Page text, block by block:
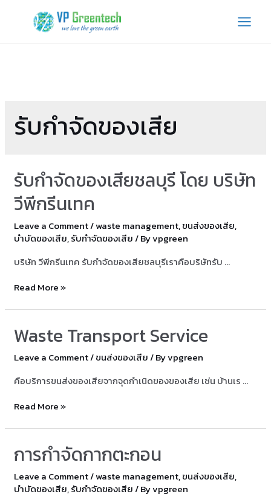
MAIN
รับกำจัดของเสีย
รับกำจัดของเสียชลบุรี โดย บริษัท
วีพีกรีนเทค
Leave a Comment/waste management,ขนส่งของเสีย,
บำบัดของเสีย,รับกำจัดของเสีย/ Byvpgreen
บริษัท วีพีกรีนเทค รับกำจัดของเสียชลบุรีเราคือบริษัทรับ …
รับ
เสีย
ชลบุรี
บริษัท
วี
กรี
นเทค
Read More »
Waste Transport Service
Leave a Comment/ขนส่งของเสีย/ Byvpgreen
คือบริการขนส่งของเสียจากจุดกำเนิดของของเสีย เช่น บ้านเร …
Waste
Read More »
การกำจัดกากตะกอน
Leave a Comment/waste management,ขนส่งของเสีย,
บำบัดของเสีย,รับกำจัดของเสีย/ Byvpgreen